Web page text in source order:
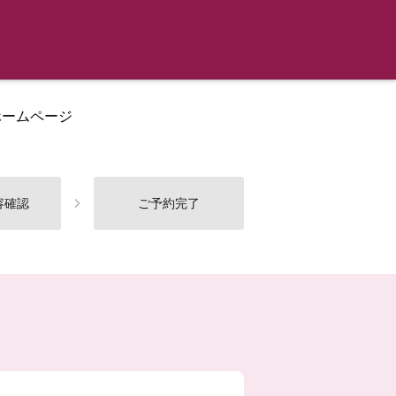
ムページ
確認 ご予約完了